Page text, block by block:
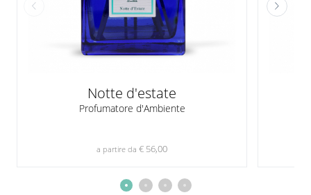
Notte d'estate
Profumatore d'Ambiente
a partire da € 56,00